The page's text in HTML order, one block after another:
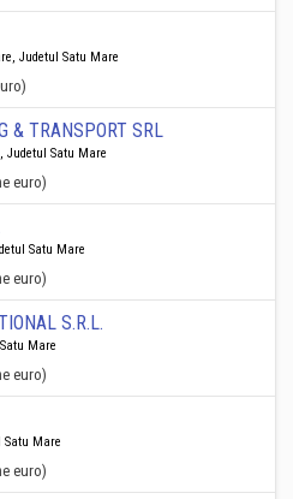
Judetul Satu Mare
& TRANSPORT SRL
Judetul Satu Mare
euro)
Satu Mare
euro)
S.R.L.
Mare
euro)
Satu Mare
euro)